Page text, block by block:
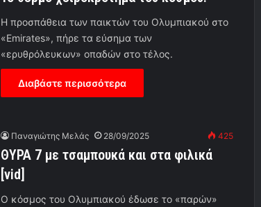
Η προσπάθεια των παικτών του Ολυμπιακού στο
«Emirates», πήρε τα εύσημα των
«ερυθρόλευκων» οπαδών στο τέλος.
Διαβάστε περισσότερα
Παναγιώτης Μελάς 28/09/2025 425
ΘΥΡΑ 7 με τσαμπουκά και στα φιλικά
[vid]
Ο κόσμος του Ολυμπιακού έδωσε το «παρών»